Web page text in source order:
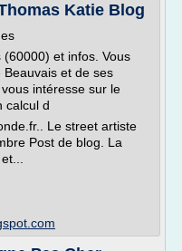
Katie Blog
et infos. Vous
et de ses
intéresse sur le
calcul d
Le street artiste
Post de blog. La